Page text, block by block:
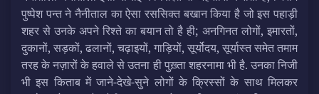
पुष्पेश पन्‍त ने नैनीताल का ऐसा रससिक्त बखान किया है जो इस पहाड़ी
शहर से उनके अपने रिश्ते का बयान तो है ही; अनगिनत लोगों, इमारतों,
दुकानों, सड़कों, ढलानों, चढ़ाइयों, गाड़ियों, सूर्योदय, सूर्यास्त समेत तमाम
तरह के नज़ारों के हवाले से उतना ही पुख़्ता शहरनामा भी है. उनका निजी
भी इस किताब में जाने-देखे-सुने लोगों के क्रिस्सों के साथ मिलकर